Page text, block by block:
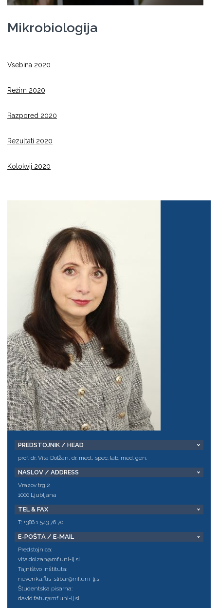
Mikrobiologija
Vsebina 2020
Režim 2020
Razpored 2020
Rezultati 2020
Kolokvij 2020
PREDSTOJNIK / HEAD
prof. dr. Vita Dolžan, dr. med., spec. lab. med. gen.
NASLOV / ADDRESS
Vrazov trg 2
1000 Ljubljana
TEL & FAX
T: +386 1 543 76 70
E-POŠTA / E-MAIL
Predstojnica:
vita.dolzan@mf.uni-lj.si
Tajništvo inštituta:
nevenka.flis-slibar@mf.uni-lj.si
Študentska pisarna:
david.fatur@mf.uni-lj.si